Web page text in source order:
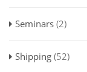
Seminars (2)
Shipping (52)